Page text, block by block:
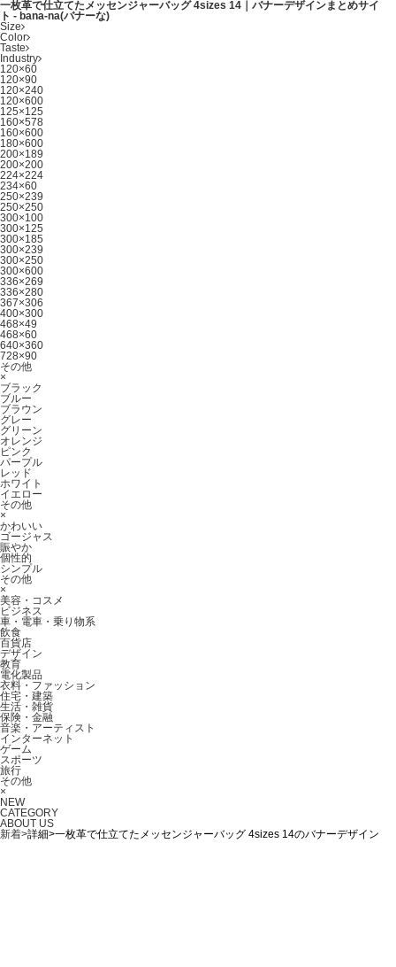
一枚革で仕立てたメッセンジャーバッグ 4sizes 14｜バナーデザインまとめサイ
ト - bana-na(バナーな)
Size
Color
Taste
Industry
120×60
120×90
120×240
120×600
125×125
160×578
160×600
180×600
200×189
200×200
224×224
234×60
250×239
250×250
300×100
300×125
300×185
300×239
300×250
300×600
336×269
336×280
367×306
400×300
468×49
468×60
640×360
728×90
その他
×
ブラック
ブルー
ブラウン
グレー
グリーン
オレンジ
ピンク
パープル
レッド
ホワイト
イエロー
その他
×
かわいい
ゴージャス
賑やか
個性的
シンプル
その他
×
美容・コスメ
ビジネス
車・電車・乗り物系
飲食
百貨店
デザイン
教育
電化製品
衣料・ファッション
住宅・建築
生活・雑貨
保険・金融
音楽・アーティスト
インターネット
ゲーム
スポーツ
旅行
その他
×
NEW
CATEGORY
ABOUT US
新着>詳細>一枚革で仕立てたメッセンジャーバッグ 4sizes 14のバナーデザイン